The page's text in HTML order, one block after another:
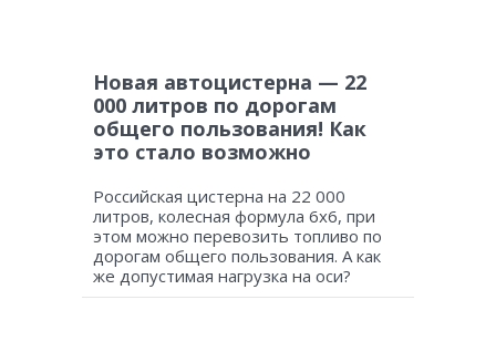
Новая автоцистерна — 22
000 литров по дорогам
общего пользования! Как
это стало возможно
Российская цистерна на 22 000
литров, колесная формула 6х6, при
этом можно перевозить топливо по
дорогам общего пользования. А как
же допустимая нагрузка на оси?